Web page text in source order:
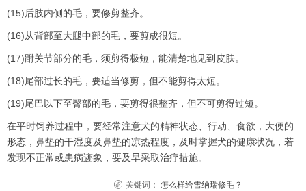
(15)后肢内侧的毛，要修剪整齐。
(16)从背部至大腿中部的毛，要剪成很短。
(17)跗关节部分的毛，须剪得极短，能清楚地见到皮肤。
(18)尾部过长的毛，要适当修剪，但不能剪得太短。
(19)尾巴以下至臀部的毛，要剪得很整齐，但不可剪得过短。
在平时饲养过程中，要经常注意犬的精神状态、行动、食欲，大便的
形态，鼻垫的干湿度及鼻垫的凉热程度，及时掌握犬的健康状况，若
发现不正常或患病迹象，要及早采取治疗措施。
关键词： 怎么样给雪纳瑞修毛？